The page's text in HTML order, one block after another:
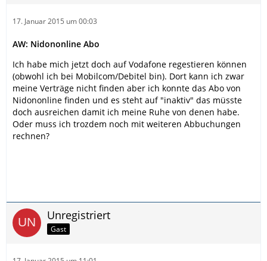
17. Januar 2015 um 00:03
AW: Nidononline Abo
Ich habe mich jetzt doch auf Vodafone regestieren können
(obwohl ich bei Mobilcom/Debitel bin). Dort kann ich zwar
meine Verträge nicht finden aber ich konnte das Abo von
Nidononline finden und es steht auf "inaktiv" das müsste
doch ausreichen damit ich meine Ruhe von denen habe.
Oder muss ich trozdem noch mit weiteren Abbuchungen
rechnen?
Unregistriert
Gast